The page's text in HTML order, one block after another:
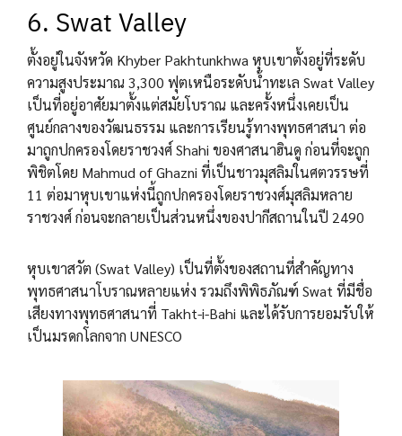
6. Swat Valley
ตั้งอยู่ในจังหวัด Khyber Pakhtunkhwa หุบเขาตั้งอยู่ที่ระดับ
ความสูงประมาณ 3,300 ฟุตเหนือระดับน้ำทะเล Swat Valley
เป็นที่อยู่อาศัยมาตั้งแต่สมัยโบราณ และครั้งหนึ่งเคยเป็น
ศูนย์กลางของวัฒนธรรม และการเรียนรู้ทางพุทธศาสนา ต่อ
มาถูกปกครองโดยราชวงศ์ Shahi ของศาสนาฮินดู ก่อนที่จะถูก
พิชิตโดย Mahmud of Ghazni ที่เป็นชาวมุสลิมในศตวรรษที่
11 ต่อมาหุบเขาแห่งนี้ถูกปกครองโดยราชวงศ์มุสลิมหลาย
ราชวงศ์ ก่อนจะกลายเป็นส่วนหนึ่งของปากีสถานในปี 2490
หุบเขาสวัต (Swat Valley) เป็นที่ตั้งของสถานที่สำคัญทาง
พุทธศาสนาโบราณหลายแห่ง รวมถึงพิพิธภัณฑ์ Swat ที่มีชื่อ
เสียงทางพุทธศาสนาที่ Takht-i-Bahi และได้รับการยอมรับให้
เป็นมรดกโลกจาก UNESCO